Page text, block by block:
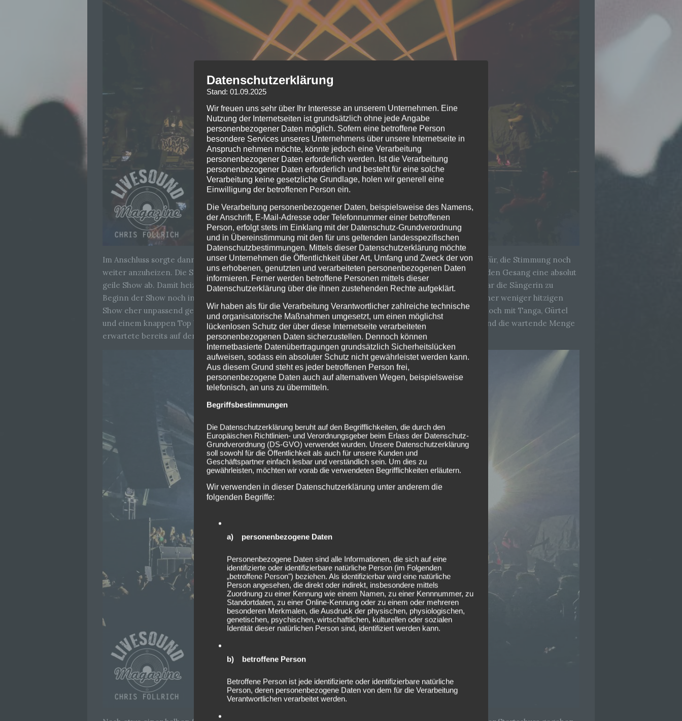
Im Anschluss sorgte dann das britische Electronik-Rock-Punk DuoWargasm– ebenfalls aus London – dafür, die Stimmung noch
weiter anzuheizen. Die SängerinMilkie Way und der SängerSam Matlocklieferten mit ihrem abwechselnden Gesang eine absolut
geile Show ab. Damit heizten sie wohl nicht nur dem Publikum ordentlich ein, sondern auch sich selbst. War die Sängerin zu
Beginn der Show noch in einen Pelzmantel gehüllt (zugegebenermaßen wäre das Outfit wohl auch bei einer weniger hitzigen
Show eher unpassend gewesen), wurde ihr Outfit schnell etwas knapper… und zum Schluss stand sie nur noch mit Tanga, Gürtel
und einem knappen Top bekleidet vor der Menschenmasse. Nach ca. 40 Minuten war ihr Auftritt vorbei und die wartende Menge
erwartete bereits auf den großen Hauptact:Limp Bizkit.
Datenschutzerklärung
Stand: 01.09.2025
Wir freuen uns sehr über Ihr Interesse an unserem Unternehmen. Eine
Nutzung der Internetseiten ist grundsätzlich ohne jede Angabe
personenbezogener Daten möglich. Sofern eine betroffene Person
besondere Services unseres Unternehmens über unsere Internetseite in
Anspruch nehmen möchte, könnte jedoch eine Verarbeitung
personenbezogener Daten erforderlich werden. Ist die Verarbeitung
personenbezogener Daten erforderlich und besteht für eine solche
Verarbeitung keine gesetzliche Grundlage, holen wir generell eine
Einwilligung der betroffenen Person ein.
Die Verarbeitung personenbezogener Daten, beispielsweise des Namens,
der Anschrift, E-Mail-Adresse oder Telefonnummer einer betroffenen
Person, erfolgt stets im Einklang mit der Datenschutz-Grundverordnung
und in Übereinstimmung mit den für uns geltenden landesspezifischen
Datenschutzbestimmungen. Mittels dieser Datenschutzerklärung möchte
unser Unternehmen die Öffentlichkeit über Art, Umfang und Zweck der von
uns erhobenen, genutzten und verarbeiteten personenbezogenen Daten
informieren. Ferner werden betroffene Personen mittels dieser
Datenschutzerklärung über die ihnen zustehenden Rechte aufgeklärt.
Wir haben als für die Verarbeitung Verantwortlicher zahlreiche technische
und organisatorische Maßnahmen umgesetzt, um einen möglichst
lückenlosen Schutz der über diese Internetseite verarbeiteten
personenbezogenen Daten sicherzustellen. Dennoch können
Internetbasierte Datenübertragungen grundsätzlich Sicherheitslücken
aufweisen, sodass ein absoluter Schutz nicht gewährleistet werden kann.
Aus diesem Grund steht es jeder betroffenen Person frei,
personenbezogene Daten auch auf alternativen Wegen, beispielsweise
telefonisch, an uns zu übermitteln.
Begriffsbestimmungen
Die Datenschutzerklärung beruht auf den Begrifflichkeiten, die durch den
Europäischen Richtlinien- und Verordnungsgeber beim Erlass der Datenschutz-
Grundverordnung (DS-GVO) verwendet wurden. Unsere Datenschutzerklärung
soll sowohl für die Öffentlichkeit als auch für unsere Kunden und
Geschäftspartner einfach lesbar und verständlich sein. Um dies zu
gewährleisten, möchten wir vorab die verwendeten Begrifflichkeiten erläutern.
Wir verwenden in dieser Datenschutzerklärung unter anderem die
folgenden Begriffe:
a) personenbezogene Daten
Personenbezogene Daten sind alle Informationen, die sich auf eine
identifizierte oder identifizierbare natürliche Person (im Folgenden
„betroffene Person") beziehen. Als identifizierbar wird eine natürliche
Person angesehen, die direkt oder indirekt, insbesondere mittels
Zuordnung zu einer Kennung wie einem Namen, zu einer Kennnummer, zu
Standortdaten, zu einer Online-Kennung oder zu einem oder mehreren
besonderen Merkmalen, die Ausdruck der physischen, physiologischen,
genetischen, psychischen, wirtschaftlichen, kulturellen oder sozialen
Identität dieser natürlichen Person sind, identifiziert werden kann.
b) betroffene Person
Betroffene Person ist jede identifizierte oder identifizierbare natürliche
Person, deren personenbezogene Daten von dem für die Verarbeitung
Verantwortlichen verarbeitet werden.